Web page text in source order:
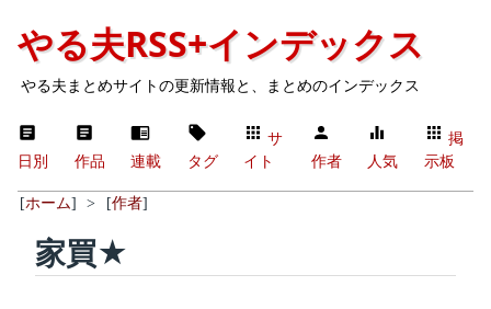
やる夫RSS+インデックス
やる夫まとめサイトの更新情報と、まとめのインデックス
日別 作品 連載 タグ
サ
イト
作者 人気
掲
示板
[ホーム] > [作者]
家買★